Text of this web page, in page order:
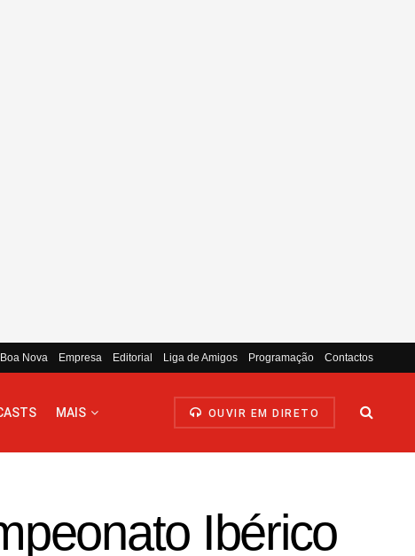
Nova Empresa Editorial Liga de Amigos Programação Contactos
MAIS OUVIR EM DIRETO
Ibérico